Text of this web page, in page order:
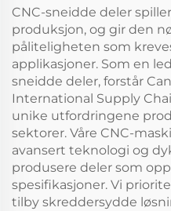
CNC-sneidde deler
produksjon, og gir den
påliteligheten som
applikasjoner. Som en
sneidde deler, forstår
International Supply
unike utfordringene
sektorer. Våre CNC-
avansert teknologi og
produsere deler som
spesifikasjoner. Vi
tilby skreddersydde